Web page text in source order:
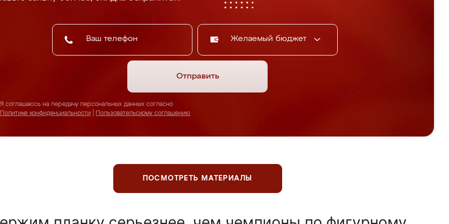
Желаемый бюджет
Отправить
Я соглашаюсь на передачу персональных данных согласно
Политике конфиденциальности
Пользовательскому соглашению
ПОСМОТРЕТЬ МАТЕРИАЛЫ